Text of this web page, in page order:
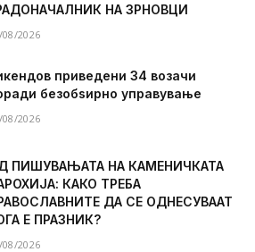
НА ЗРНОВЦИ
2026
приведени 34 возачи
безобѕирно управување
2026
ПИШУВАЊАТА НА КАМЕНИЧКАТА
КАКО ТРЕБА
ДА СЕ ОДНЕСУВААТ
Е ПРАЗНИК?
2026